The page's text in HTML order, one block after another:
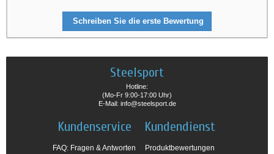
Schreiben Sie die erste Bewertung
Steelsport
Hotline:
(Mo-Fr 9:00-17:00 Uhr)
E-Mail: info@steelsport.de
Kundenservice
FAQ: Fragen & Antworten
Kundendienst
Produktbewertungen